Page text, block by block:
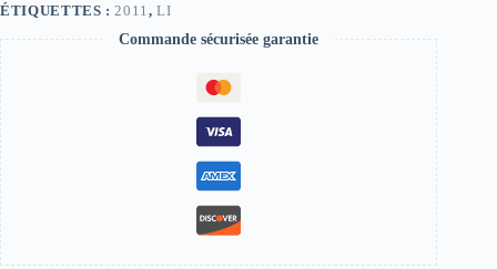
ÉTIQUETTES : 2011,LI
Commande sécurisée garantie